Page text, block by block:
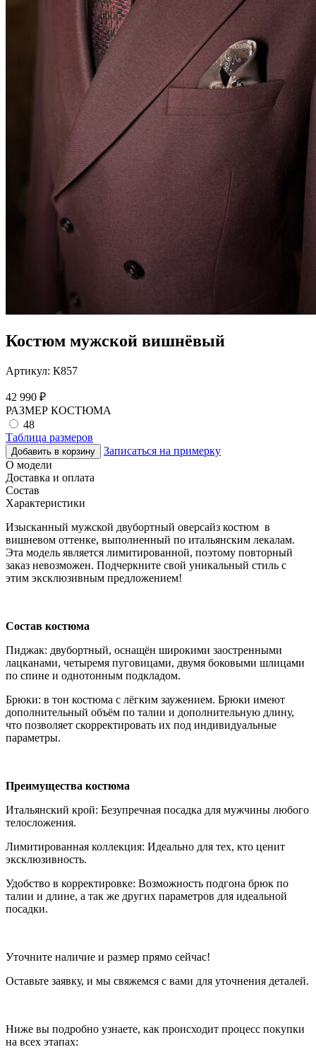
Костюм мужской вишнёвый
Артикул: К857
42 990 ₽
РАЗМЕР КОСТЮМА
48
Таблица размеров
Добавить в корзину
Записаться на примерку
О модели
Доставка и оплата
Состав
Характеристики
Изысканный мужской двубортный оверсайз костюм в
вишневом оттенке, выполненный по итальянским лекалам.
Эта модель является лимитированной, поэтому повторный
заказ невозможен. Подчеркните свой уникальный стиль с
этим эксклюзивным предложением!
Состав костюма
Пиджак: двубортный, оснащён широкими заостренными
лацканами, четыремя пуговицами, двумя боковыми шлицами
по спине и однотонным подкладом.
Брюки: в тон костюма с лёгким заужением. Брюки имеют
дополнительный объём по талии и дополнительную длину,
что позволяет скорректировать их под индивидуальные
параметры.
Преимущества костюма
Итальянский крой: Безупречная посадка для мужчины любого
телосложения.
Лимитированная коллекция: Идеально для тех, кто ценит
эксклюзивность.
Удобство в корректировке: Возможность подгона брюк по
талии и длине, а так же других параметров для идеальной
посадки.
Уточните наличие и размер прямо сейчас!
Оставьте заявку, и мы свяжемся с вами для уточнения деталей.
Ниже вы подробно узнаете, как происходит процесс покупки
на всех этапах: